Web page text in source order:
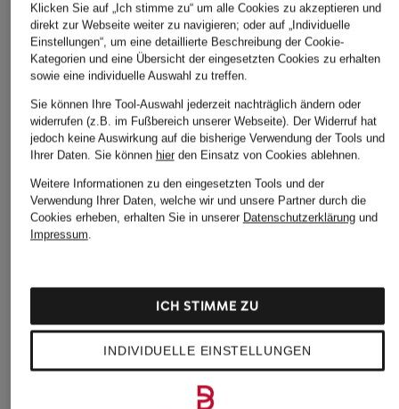
HUGO
Hemdbluse THE
SUMMER SHIRT
+Aktionsrabatt
seidensticker
Bestpreis:99,95 €
SAMSØE SAMSØE
Hemdbluse MAJAN
Klicken Sie auf „Ich stimme zu“ um alle Cookies zu akzeptieren und
direkt zur Webseite weiter zu navigieren; oder auf „Individuelle
Einstellungen“, um eine detaillierte Beschreibung der Cookie-
Kategorien und eine Übersicht der eingesetzten Cookies zu erhalten
sowie eine individuelle Auswahl zu treffen.
Sie können Ihre Tool-Auswahl jederzeit nachträglich ändern oder
widerrufen (z.B. im Fußbereich unserer Webseite). Der Widerruf hat
jedoch keine Auswirkung auf die bisherige Verwendung der Tools und
Ihrer Daten. Sie können hierden Einsatz von Cookies ablehnen.
Weitere Informationen zu den eingesetzten Tools und der
Verwendung Ihrer Daten, welche wir und unsere Partner durch die
Cookies erheben, erhalten Sie in unserer Datenschutzerklärungund
Impressum.
INDIVIDUELLE EINSTELLUNGEN
ICH STIMME ZU